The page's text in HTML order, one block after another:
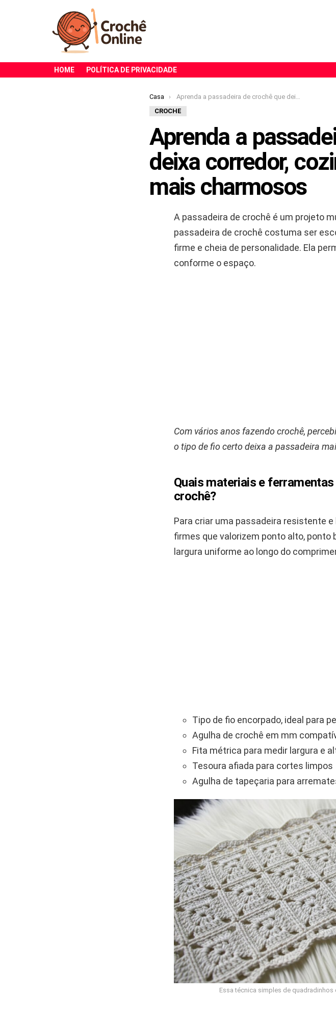
HOME POLÍTICA DE PRIVACIDADE
Você está aqui:
Casa
Aprenda a passadeira de crochê que deixa corredor, cozinha e varanda muito mais charmosos
CROCHE
Aprenda a
deixa corredor,
mais charmosos
A passadeira de crochê é um projeto
passadeira de crochê costuma ser
firme e cheia de personalidade. Ela
conforme o espaço.
Com vários anos fazendo crochê,
o tipo de fio certo deixa a passadeira
Quais materiais e
crochê?
Para criar uma passadeira resistente
firmes que valorizem ponto alto, ponto
largura uniforme ao longo do
Tipo de fio encorpado, ideal para
Agulha de crochê em mm
Fita métrica para medir largura e
Tesoura afiada para cortes limpos
Agulha de tapeçaria para
Essa técnica simples de